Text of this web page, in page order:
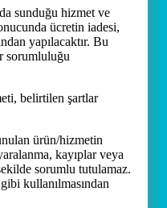
sunduğu hizmet ve
ücretin iadesi,
yapılacaktır. Bu
sorumluluğu
belirtilen şartlar
ürün/hizmetin
kayıplar veya
sorumlu tutulamaz.
kullanılmasından